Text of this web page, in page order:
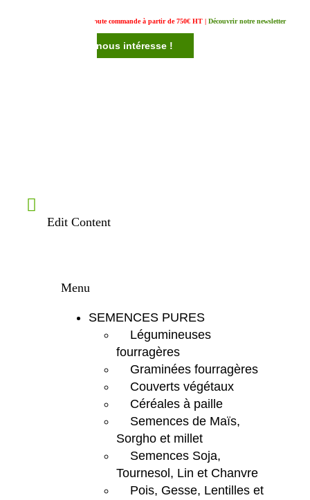
Un cadeau offert pour toute commande à partir de 750€ HT | Découvrir notre newsletter
Votre avis nous intéresse !
Edit Content
Menu
SEMENCES PURES
Légumineuses
fourragères
Graminées fourragères
Couverts végétaux
Céréales à paille
Semences de Maïs,
Sorgho et millet
Semences Soja,
Tournesol, Lin et Chanvre
Pois, Gesse, Lentilles et